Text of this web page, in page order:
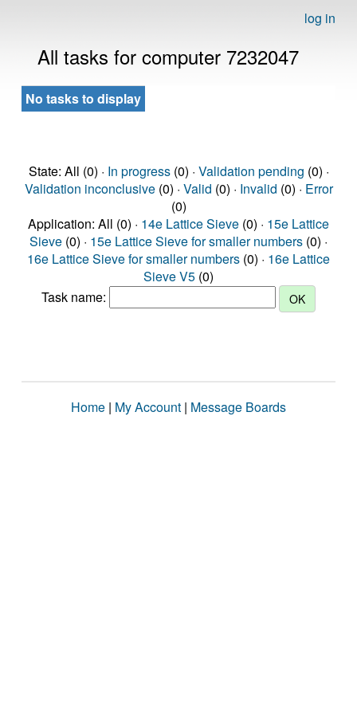
log in
All tasks for computer 7232047
No tasks to display
State: All (0) · In progress(0) · Validation pending (0) ·
Validation inconclusive(0) · Valid (0) · Invalid (0) · Error
(0)
Application: All (0) · 14e Lattice Sieve (0) · 15e Lattice
Sieve (0) · 15e Lattice Sieve for smaller numbers (0) ·
16e Lattice Sieve for smaller numbers (0) · 16e Lattice
Sieve V5 (0)
Task name:
Home | My Account | Message Boards